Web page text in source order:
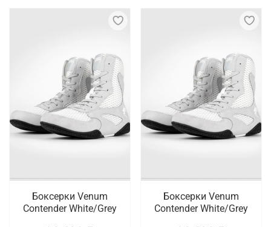
Боксерки Venum
Contender White/Grey
Боксерки Venum
Contender White/Grey